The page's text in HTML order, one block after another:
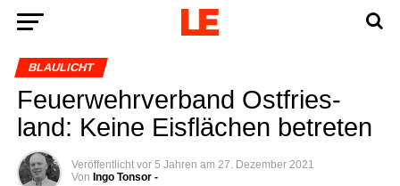
BLAULICHT
Feu­er­wehr­ver­band Ost­fries­
land: Kei­ne Eis­flä­chen betreten
Veröffentlicht vor 5 Jahren am 27. Dezember 2021
Von Ingo Tonsor -